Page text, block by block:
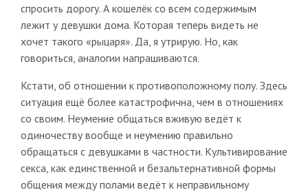
спросить дорогу. А кошелёк со всем содержимым
лежит у девушки дома. Которая теперь видеть не
хочет такого «рыцаря». Да, я утрирую. Но, как
говориться, аналогии напрашиваются.
Кстати, об отношении к противоположному полу. Здесь
ситуация ещё более катастрофична, чем в отношениях
со своим. Неумение общаться вживую ведёт к
одиночеству вообще и неумению правильно
обращаться с девушками в частности. Культивирование
секса, как единственной и безальтернативной формы
общения между полами ведёт к неправильному